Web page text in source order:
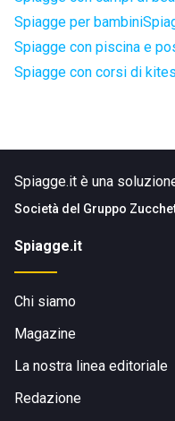
Spiagge per bambini
Spiagge con piscina e
Spiagge con corsi di
Spiagge.it è una
Società del Gruppo
Spiagge.it
Chi siamo
Magazine
La nostra linea editoriale
Redazione